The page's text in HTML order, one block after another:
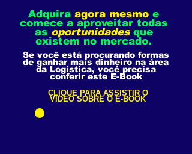
Adquira agora mesmo e
comece a aproveitar todas
as oportunidadesque
existem no mercado.
Se você está procurando formas
de ganhar mais dinheiro na área
da Logística, você precisa
conferir este E-Book
CLIQUE PARA ASSISTIR O
VÍDEO SOBRE O E-BOOK